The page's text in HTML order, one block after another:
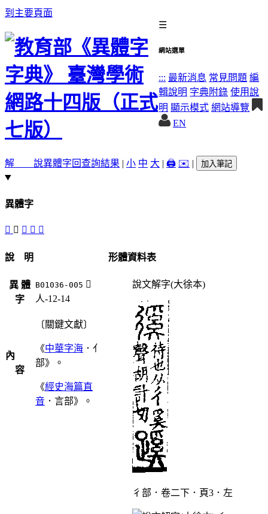
到主要頁面
☰
網站選單
::: 最新消息 常見問題 編
輯說明 字典附錄 使用說
明 顯示模式 網站導覽
EN
解 說異體字回查詢結果 | 小 中 大 | 🖨️ ✉️ | 加入筆記
異體字
𠌜 󷠟 󷠞 𢓽 𥪦
說 明
異 體
字
B01036-005 󷠟
人-12-14
內
容
〔關鍵文獻〕
《中華字海 ．亻
部》。
《經史海篇直
音 ．言部》。
形體資料表
說文解字(大徐本)
彳部．卷二下．頁3．左